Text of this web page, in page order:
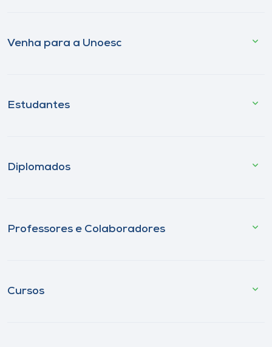
Venha para a Unoesc
Estudantes
Diplomados
Professores e Colaboradores
Cursos